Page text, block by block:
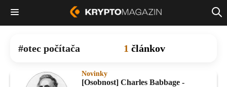
otec počítača 1 článkov
Novinky
[Osobnost] Charles Babbage -